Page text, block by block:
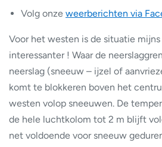
Volg onze weerberichten via
Voor het westen is de situatie
interessanter ! Waar de
neerslag (sneeuw – ijzel of
komt te blokkeren boven het
westen volop sneeuwen. De
de hele luchtkolom tot 2 m blijft
net voldoende voor sneeuw